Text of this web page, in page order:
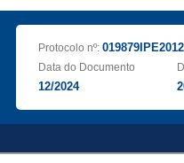
Protocolo nº:
Data do Documento
12/2024